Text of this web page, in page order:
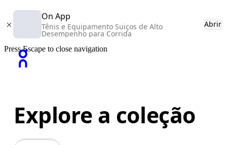
On App
Tênis e Equipamento Suiços de Alto
Desempenho para Corrida
Abrir
Press Escape to close navigation
Explore a coleção